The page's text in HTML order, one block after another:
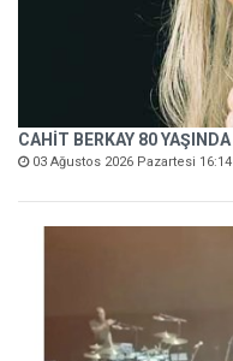
CAHİT BERKAY 80 YAŞINDA
03 Ağustos 2026 Pazartesi 16:14